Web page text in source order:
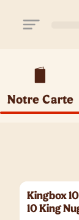
Notre Carte
Kingbox
10 King